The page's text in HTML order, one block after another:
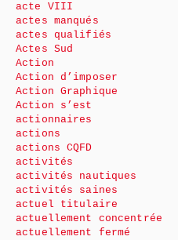
acte VIII
actes manqués
actes qualifiés
Actes Sud
Action
Action d’imposer
Action Graphique
Action s’est
actionnaires
actions
actions CQFD
activités
activités nautiques
activités saines
actuel titulaire
actuellement concentrée
actuellement fermé